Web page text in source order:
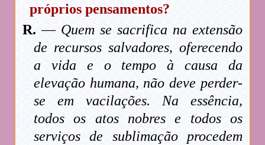
próprios pensamentos?
R.— Quem se sacrifica na extensão
de recursos salvadores, oferecendo
a vida e o tempo à causa da
elevação humana, não deve perder-
se em vacilações. Na essência,
todos os atos nobres e todos os
serviços de sublimação procedem